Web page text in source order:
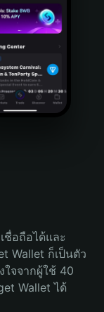
ชื่อถือได้และ
Wallet ก็เป็นตัว
จจากผู้ใช้ 40
Wallet ได้